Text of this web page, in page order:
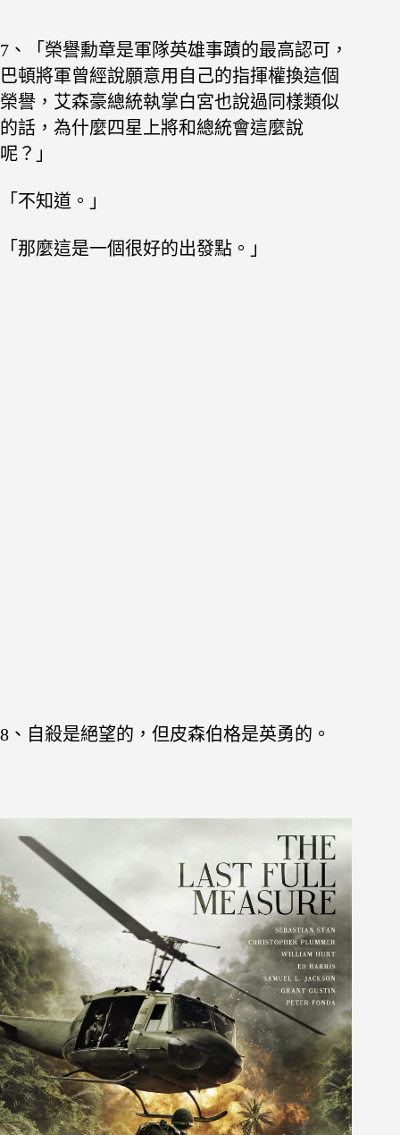
7、「榮譽勳章是軍隊英雄事蹟的最高認可，
巴頓將軍曾經說願意用自己的指揮權換這個
榮譽，艾森豪總統執掌白宮也說過同樣類似
的話，為什麼四星上將和總統會這麼說
呢？」
「不知道。」
「那麼這是一個很好的出發點。」
8、自殺是絕望的，但皮森伯格是英勇的。